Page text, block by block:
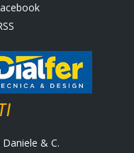
Daniele & C.